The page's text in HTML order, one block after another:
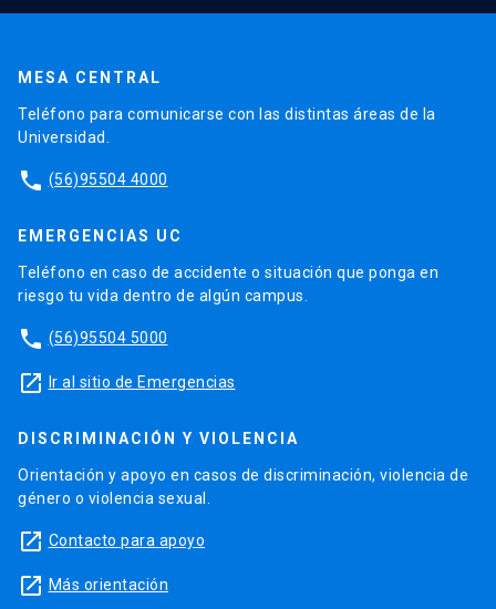
MESA CENTRAL
Teléfono para comunicarse con las distintas áreas de la
Universidad.
phone (56)95504 4000
EMERGENCIAS UC
Teléfono en caso de accidente o situación que ponga en
riesgo tu vida dentro de algún campus.
phone (56)95504 5000
launch Ir al sitio de Emergencias
DISCRIMINACIÓN Y VIOLENCIA
Orientación y apoyo en casos de discriminación, violencia de
género o violencia sexual.
launch Contacto para apoyo
launch Más orientación